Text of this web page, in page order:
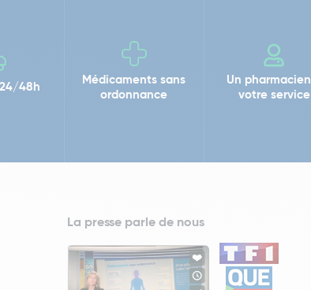
48h
Médicaments sans
ordonnance
Un
votre service
La presse parle de nous